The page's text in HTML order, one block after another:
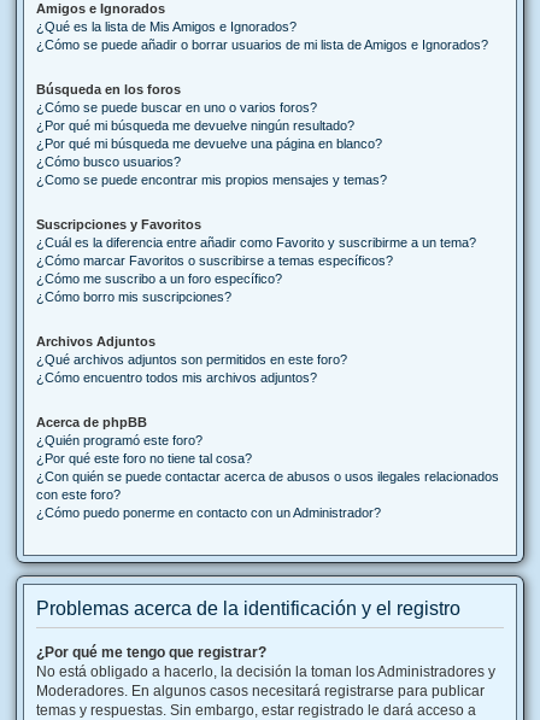
Amigos e Ignorados
¿Qué es la lista de Mis Amigos e Ignorados?
¿Cómo se puede añadir o borrar usuarios de mi lista de Amigos e Ignorados?
Búsqueda en los foros
¿Cómo se puede buscar en uno o varios foros?
¿Por qué mi búsqueda me devuelve ningún resultado?
¿Por qué mi búsqueda me devuelve una página en blanco?
¿Cómo busco usuarios?
¿Como se puede encontrar mis propios mensajes y temas?
Suscripciones y Favoritos
¿Cuál es la diferencia entre añadir como Favorito y suscribirme a un tema?
¿Cómo marcar Favoritos o suscribirse a temas específicos?
¿Cómo me suscribo a un foro específico?
¿Cómo borro mis suscripciones?
Archivos Adjuntos
¿Qué archivos adjuntos son permitidos en este foro?
¿Cómo encuentro todos mis archivos adjuntos?
Acerca de phpBB
¿Quién programó este foro?
¿Por qué este foro no tiene tal cosa?
¿Con quién se puede contactar acerca de abusos o usos ilegales relacionados
con este foro?
¿Cómo puedo ponerme en contacto con un Administrador?
Problemas acerca de la identificación y el registro
¿Por qué me tengo que registrar?
No está obligado a hacerlo, la decisión la toman los Administradores y
Moderadores. En algunos casos necesitará registrarse para publicar
temas y respuestas. Sin embargo, estar registrado le dará acceso a